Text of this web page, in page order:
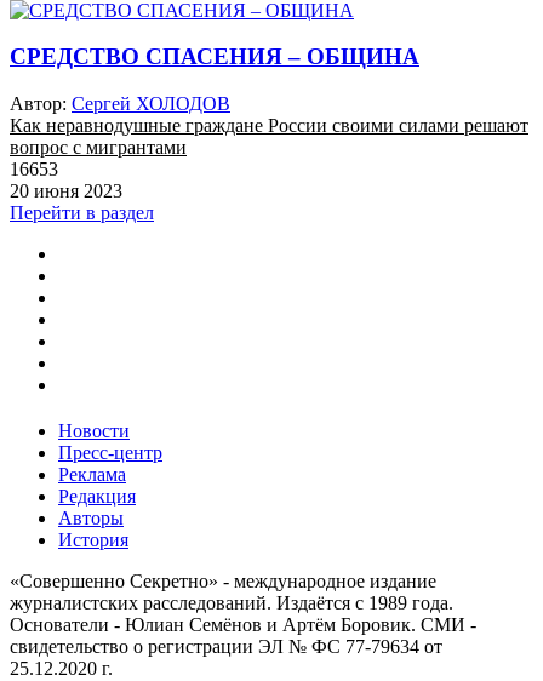
СРЕДСТВО СПАСЕНИЯ – ОБЩИНА
Автор: Сергей ХОЛОДОВ
Как неравнодушные граждане России своими силами решают
вопрос с мигрантами
16653
20 июня 2023
Перейти в раздел
Новости
Пресс-центр
Реклама
Редакция
Авторы
История
«Совершенно Секретно» - международное издание
журналистских расследований. Издаётся с 1989 года.
Основатели - Юлиан Семёнов и Артём Боровик. CМИ -
свидетельство о регистрации ЭЛ № ФС 77-79634 от
25.12.2020 г.